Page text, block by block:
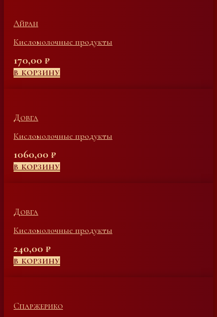
Айран
Кисломолочные продукты
170,00 ₽
В КОРЗИНУ
Довга
Кисломолочные продукты
1060,00 ₽
В КОРЗИНУ
Довга
Кисломолочные продукты
240,00 ₽
В КОРЗИНУ
Спаржерико